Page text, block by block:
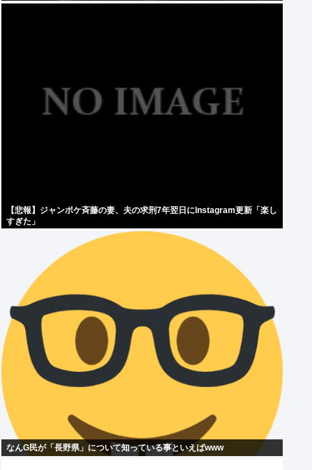
【悲報】ジャンポケ斉藤の妻、夫の求刑7年翌日にInstagram更新「楽し
すぎた」
なんG民が「長野県」について知っている事といえばwww